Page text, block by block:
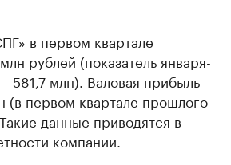
в первом квартале
рублей (показатель января-
581,7 млн). Валовая прибыль
(в первом квартале прошлого
данные приводятся в
компании.